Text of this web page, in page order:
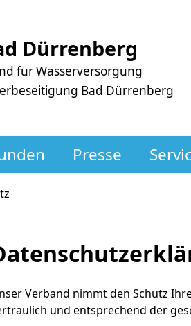
Dürrenberg
für Wasserversorgung
Bad Dürrenberg
Presse
Verband nimmt den Schutz
und entsprechend der